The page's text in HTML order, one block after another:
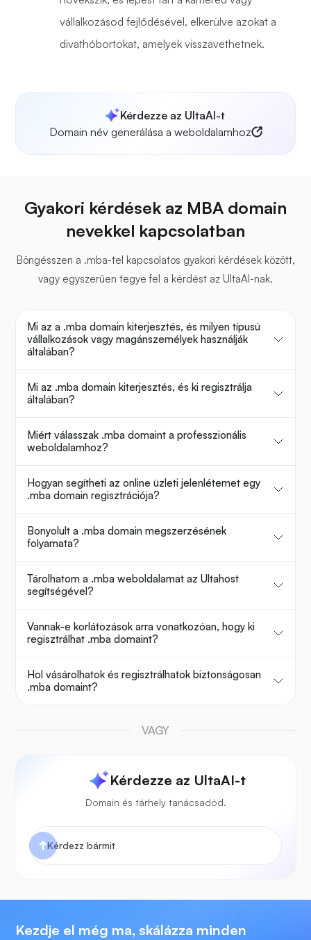
vállalkozásod fejlődésével, elkerülve azokat a
divathóbortokat, amelyek visszavethetnek.
Kérdezze az UltaAI-t
Domain név generálása a weboldalamhoz
Gyakori kérdések az MBA domain
nevekkel kapcsolatban
Böngésszen a .mba-tel kapcsolatos gyakori kérdések között,
vagy egyszerűen tegye fel a kérdést az UltaAI-nak.
Mi az a .mba domain kiterjesztés, és milyen típusú
vállalkozások vagy magánszemélyek használják
általában?
Mi az .mba domain kiterjesztés, és ki regisztrálja
általában?
Miért válasszak .mba domaint a professzionális
weboldalamhoz?
Hogyan segítheti az online üzleti jelenlétemet egy
.mba domain regisztrációja?
Bonyolult a .mba domain megszerzésének
folyamata?
Tárolhatom a .mba weboldalamat az Ultahost
segítségével?
Vannak-e korlátozások arra vonatkozóan, hogy ki
regisztrálhat .mba domaint?
Hol vásárolhatok és regisztrálhatok biztonságosan
.mba domaint?
VAGY
Kérdezze az UltaAI-t
Domain és tárhely tanácsadód.
Kezdje el még ma, skálázza minden